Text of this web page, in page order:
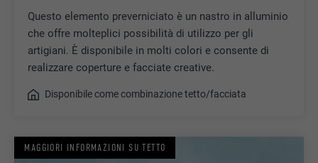
Questo elemento preverniciato è un nastro in alluminio
che offre molteplici possibilità di utilizzo per gli
artigiani. È disponibile in molti colori e consente di
realizzare coperture e facciate creative.
Disponibile come combinazione tetto/facciata
MAGGIORI INFORMAZIONI SU TETTO